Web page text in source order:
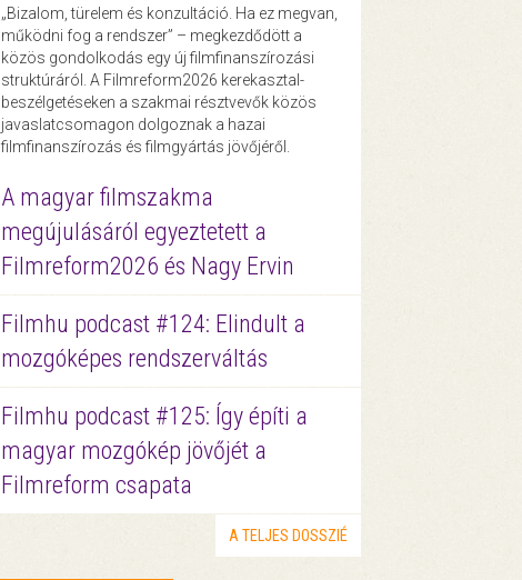
„Bizalom, türelem és konzultáció. Ha ez megvan,
működni fog a rendszer” – megkezdődött a
közös gondolkodás egy új filmfinanszírozási
struktúráról. A Filmreform2026 kerekasztal-
beszélgetéseken a szakmai résztvevők közös
javaslatcsomagon dolgoznak a hazai
filmfinanszírozás és filmgyártás jövőjéről.
A magyar filmszakma
megújulásáról egyeztetett a
Filmreform2026 és Nagy Ervin
Filmhu podcast #124: Elindult a
mozgóképes rendszerváltás
Filmhu podcast #125: Így építi a
magyar mozgókép jövőjét a
Filmreform csapata
A TELJES DOSSZIÉ